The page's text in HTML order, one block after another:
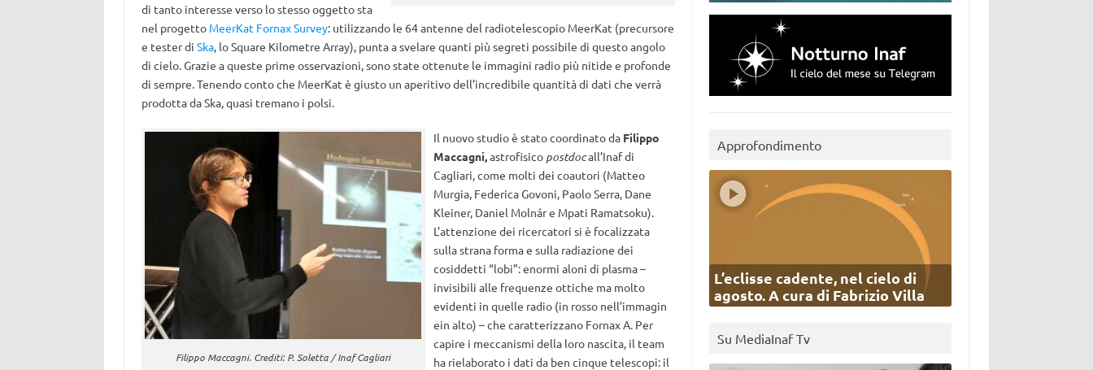
di tanto interesse verso lo stesso oggetto sta
nel progetto MeerKat Fornax Survey: utilizzando le 64 antenne del radiotelescopio MeerKat (precursore
e tester di Ska, lo Square Kilometre Array), punta a svelare quanti più segreti possibile di questo angolo
di cielo. Grazie a queste prime osservazioni, sono state ottenute le immagini radio più nitide e profonde
di sempre. Tenendo conto che MeerKat è giusto un aperitivo dell’incredibile quantità di dati che verrà
prodotta da Ska, quasi tremano i polsi.
Filippo Maccagni. Crediti: P. Soletta / Inaf Cagliari
Il nuovo studio è stato coordinato da Filippo
Maccagni,astrofisico postdocall’Inaf di
Cagliari, come molti dei coautori (Matteo
Murgia, Federica Govoni, Paolo Serra, Dane
Kleiner, Daniel Molnár e Mpati Ramatsoku).
L’attenzione dei ricercatori si è focalizzata
sulla strana forma e sulla radiazione dei
cosiddetti “lobi”: enormi aloni di plasma –
invisibili alle frequenze ottiche ma molto
evidenti in quelle radio (in rosso nell’immagin
ein alto) – che caratterizzano Fornax A. Per
capire i meccanismi della loro nascita, il team
ha rielaborato i dati da ben cinque telescopi: il
Approfondimento
L’eclisse cadente, nel cielo di
agosto. A cura di Fabrizio Villa
Su MediaInaf Tv